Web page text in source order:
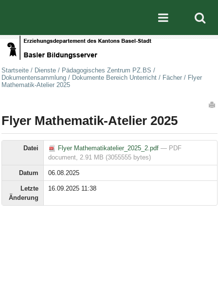
Mobile
Startseite / Dienste / Pädagogisches Zentrum PZ.BS /
Dokumentensammlung / Dokumente Bereich Unterricht / Fächer / Flyer
Mathematik-Atelier 2025
Flyer Mathematik-Atelier 2025
Datei Flyer Mathematikatelier_2025_2.pdf— PDF
document, 2.91 MB (3055555 bytes)
Datum 06.08.2025
Letzte
Änderung
16.09.2025 11:38